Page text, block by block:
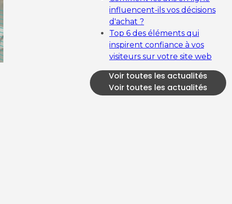
influencent-ils vos décisions
d'achat ?
Top 6 des éléments qui
inspirent confiance à vos
visiteurs sur votre site web
Voir toutes les actualités
Voir toutes les actualités